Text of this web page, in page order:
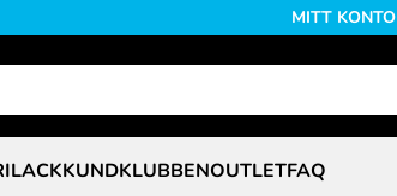
MITT KONTO
KUNDKLUBBENOUTLETFAQ